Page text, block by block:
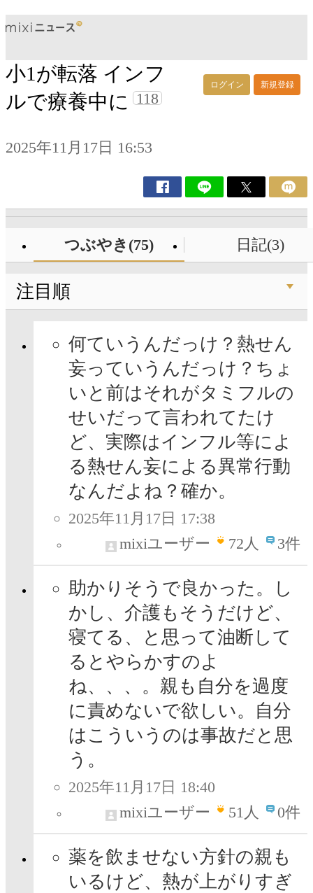
ログイン 新規登録
小1が転落 インフ
ルで療養中に
118
2025年11月17日 16:53
つぶやき(75) 日記(3)
注目順
何ていうんだっけ？熱せん
妄っていうんだっけ？ちょ
いと前はそれがタミフルの
せいだって言われてたけ
ど、実際はインフル等によ
る熱せん妄による異常行動
なんだよね？確か。
2025年11月17日 17:38
mixiユーザー
72人 3件
助かりそうで良かった。し
かし、介護もそうだけど、
寝てる、と思って油断して
るとやらかすのよ
ね、、、。親も自分を過度
に責めないで欲しい。自分
はこういうのは事故だと思
う。
2025年11月17日 18:40
mixiユーザー
51人 0件
薬を飲ませない方針の親も
いるけど、熱が上がりすぎ